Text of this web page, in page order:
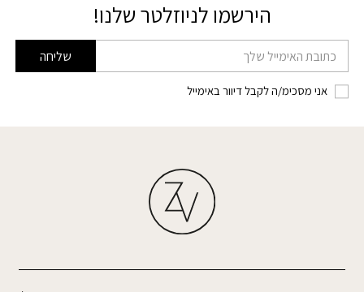
הירשמו לניוזלטר שלנו!
דוא׳׳ל שליחה
אני מסכימ/ה לקבל דיוור באימייל